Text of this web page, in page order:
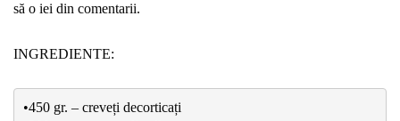
să o iei din comentarii.
INGREDIENTE:
•450 gr. – creveți decorticați